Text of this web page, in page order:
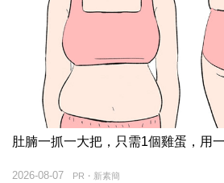
肚腩一抓一大把，只需1個雞蛋，用
PR・新素簡
2026-08-07